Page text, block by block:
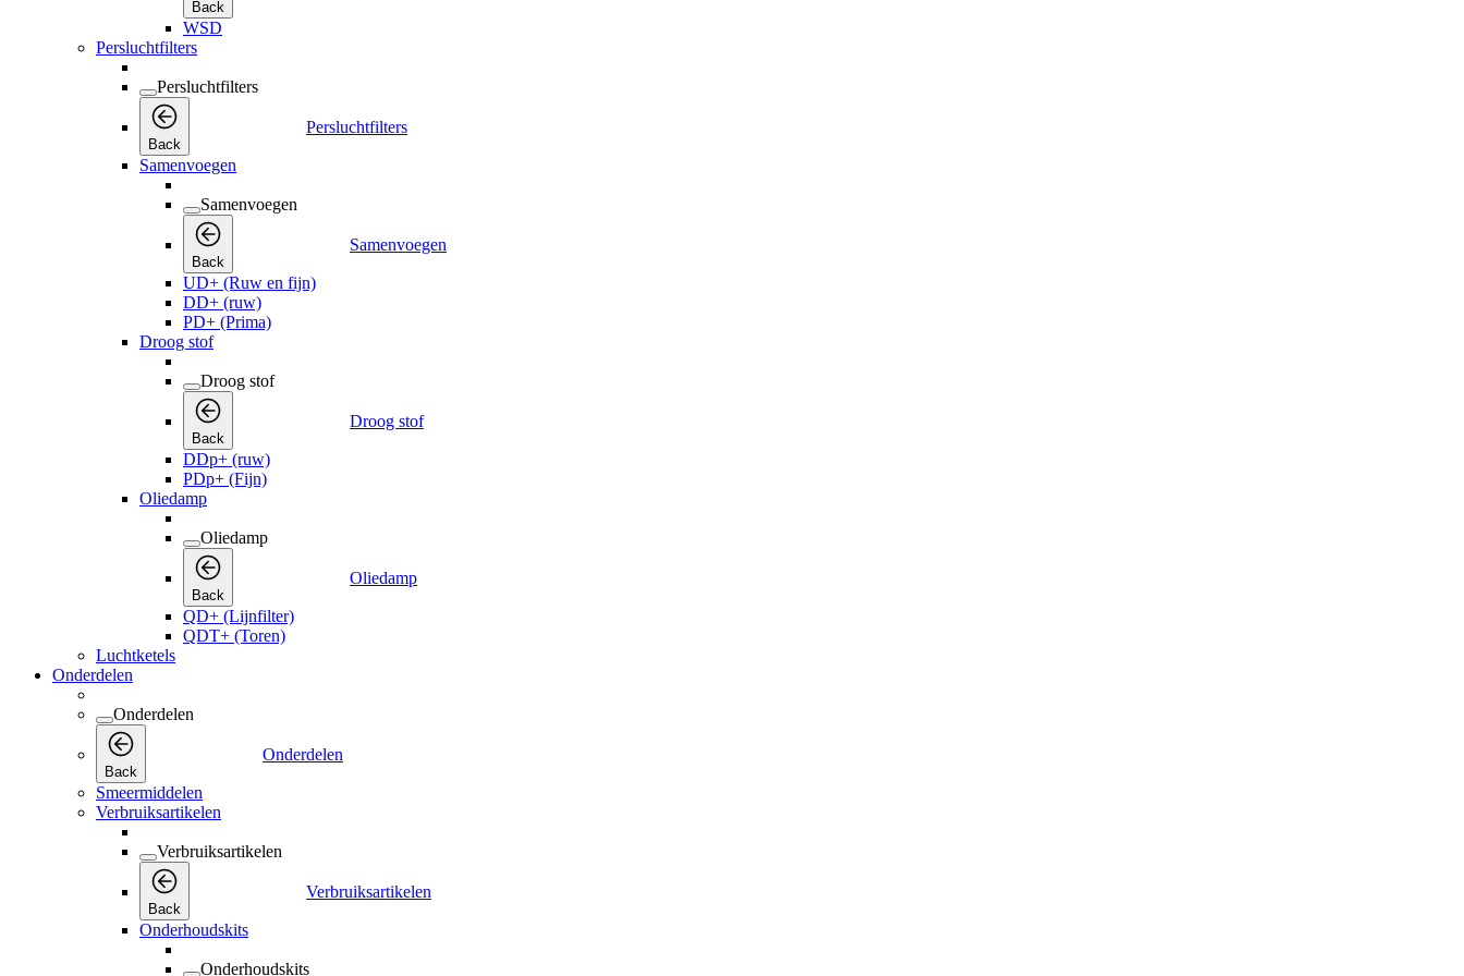
Back
WSD
Persluchtfilters
Persluchtfilters
Back
Persluchtfilters
Samenvoegen
Samenvoegen
Back
Samenvoegen
UD+ (Ruw en fijn)
DD+ (ruw)
PD+ (Prima)
Droog stof
Droog stof
Back
Droog stof
DDp+ (ruw)
PDp+ (Fijn)
Oliedamp
Oliedamp
Back
Oliedamp
QD+ (Lijnfilter)
QDT+ (Toren)
Luchtketels
Onderdelen
Onderdelen
Back
Onderdelen
Smeermiddelen
Verbruiksartikelen
Verbruiksartikelen
Back
Verbruiksartikelen
Onderhoudskits
Onderhoudskits